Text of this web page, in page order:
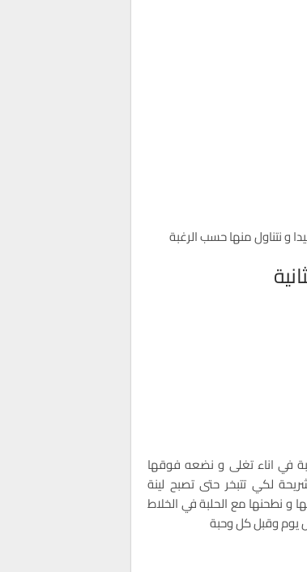
و نتناول منها حسب الرغبة
في اناء تغلى و نضعه فوقها
لكي تتبخر حتى تصبح لينة
و نطحنها مع الحلبة في الخلاط
يوم وقبل كل وحبة